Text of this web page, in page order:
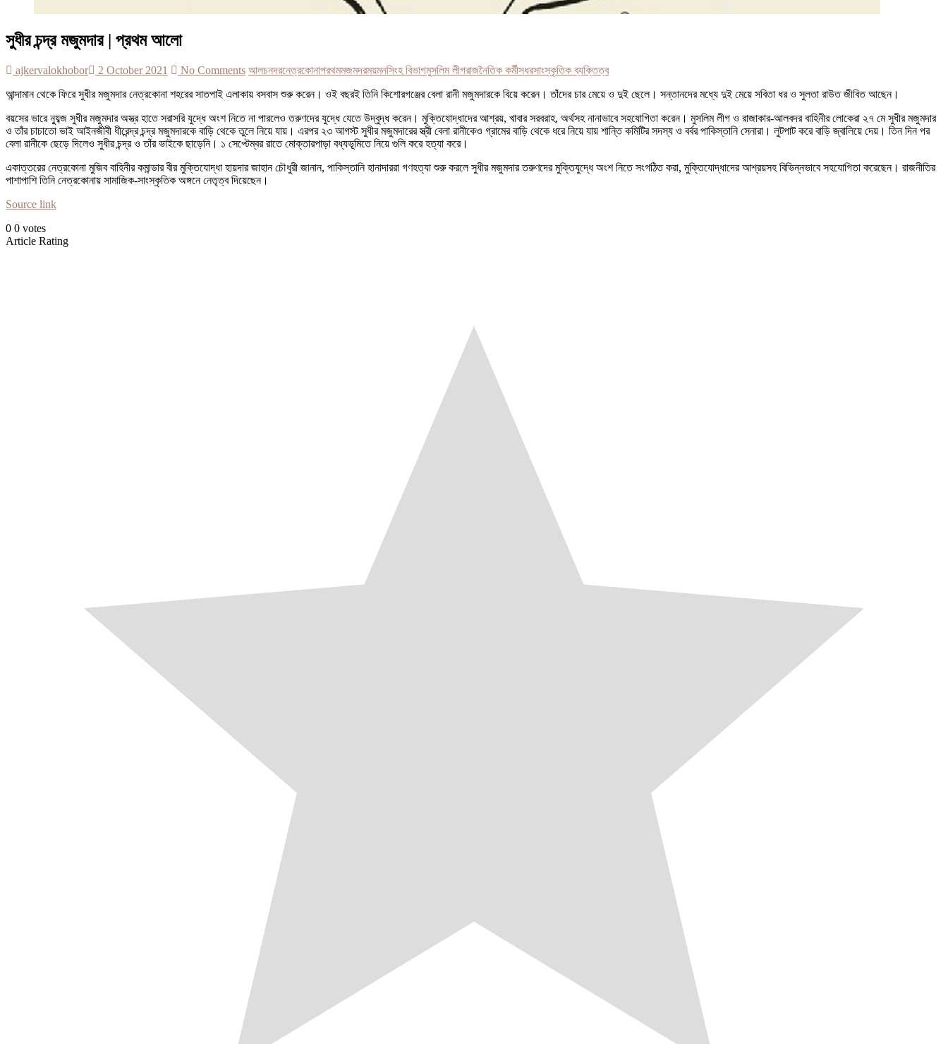
সুধীর চন্দ্র মজুমদার | প্রথম আলো
ajkervalokhobor 2 October 2021 No Comments আলচনদরনেত্রকোনাপরথমমজমদরময়মনসিংহ বিভাগমুসলিম লীগরাজনৈতিক কর্মীসধরসাংস্কৃতিক ব্যক্তিত্ব
আন্দামান থেকে ফিরে সুধীর মজুমদার নেত্রকোনা শহরের সাতপাই এলাকায় বসবাস শুরু করেন। ওই বছরই তিনি কিশোরগঞ্জের বেলা রানী মজুমদারকে বিয়ে করেন। তাঁদের চার মেয়ে ও দুই ছেলে। সন্তানদের মধ্যে দুই মেয়ে সবিতা ধর ও সুলতা রাউত জীবিত আছেন।
বয়সের ভারে ন্যুব্জ সুধীর মজুমদার অস্ত্র হাতে সরাসরি যুদ্ধে অংশ নিতে না পারলেও তরুণদের যুদ্ধে যেতে উদ্বুদ্ধ করেন। মুক্তিযোদ্ধাদের আশ্রয়, খাবার সরবরাহ, অর্থসহ নানাভাবে সহযোগিতা করেন। মুসলিম লীগ ও রাজাকার-আলবদর বাহিনীর লোকেরা ২৭ মে সুধীর মজুমদার
ও তাঁর চাচাতো ভাই আইনজীবী ধীরেন্দ্র চন্দ্র মজুমদারকে বাড়ি থেকে তুলে নিয়ে যায়। এরপর ২৩ আগস্ট সুধীর মজুমদারের স্ত্রী বেলা রানীকেও গ্রামের বাড়ি থেকে ধরে নিয়ে যায় শান্তি কমিটির সদস্য ও বর্বর পাকিস্তানি সেনারা। লুটপাট করে বাড়ি জ্বালিয়ে দেয়। তিন দিন পর
বেলা রানীকে ছেড়ে দিলেও সুধীর চন্দ্র ও তাঁর ভাইকে ছাড়েনি। ১ সেপ্টেম্বর রাতে মোক্তারপাড়া বধ্যভূমিতে নিয়ে গুলি করে হত্যা করে।
একাত্তরের নেত্রকোনা মুজিব বাহিনীর কমান্ডার বীর মুক্তিযোদ্ধা হায়দার জাহান চৌধুরী জানান, পাকিস্তানি হানাদাররা গণহত্যা শুরু করলে সুধীর মজুমদার তরুণদের মুক্তিযুদ্ধে অংশ নিতে সংগঠিত করা, মুক্তিযোদ্ধাদের আশ্রয়সহ বিভিন্নভাবে সহযোগিতা করেছেন। রাজনীতির
পাশাপাশি তিনি নেত্রকোনায় সামাজিক-সাংস্কৃতিক অঙ্গনে নেতৃত্ব দিয়েছেন।
Source link
0 0 votes
Article Rating